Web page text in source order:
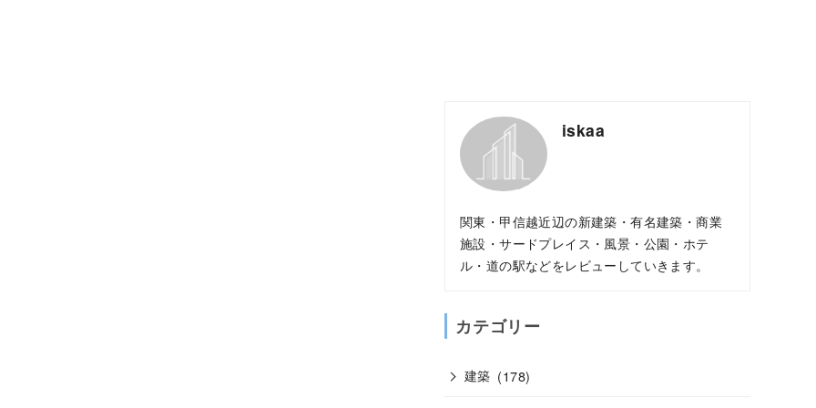
iskaa
関東・甲信越近辺の新建築・有名建築・商業
施設・サードプレイス・風景・公園・ホテ
ル・道の駅などをレビューしていきます。
カテゴリー
建築 (178)